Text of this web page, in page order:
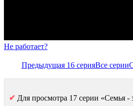
Не работает?
Предыдущая 16 серияВсе серии
✔ Для просмотра 17 серии «Семья -